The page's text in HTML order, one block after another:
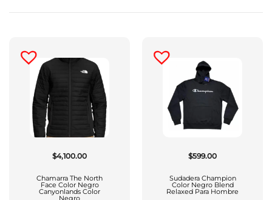
$4,100.00
Chamarra The North
Face Color Negro
Canyonlands Color
Negro
$599.00
Sudadera Champion
Color Negro Blend
Relaxed Para Hombre